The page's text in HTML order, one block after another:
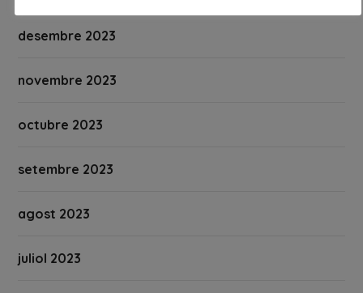
desembre 2023
novembre 2023
octubre 2023
setembre 2023
agost 2023
juliol 2023